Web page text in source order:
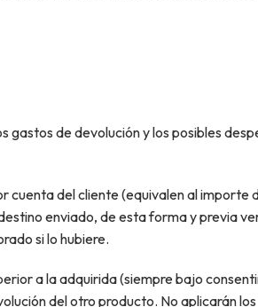
de devolución y los posibles
cuenta del cliente (equivalen al
enviado, de esta forma y previa
si lo hubiere.
a la adquirida (siempre bajo
del otro producto. No aplicarán